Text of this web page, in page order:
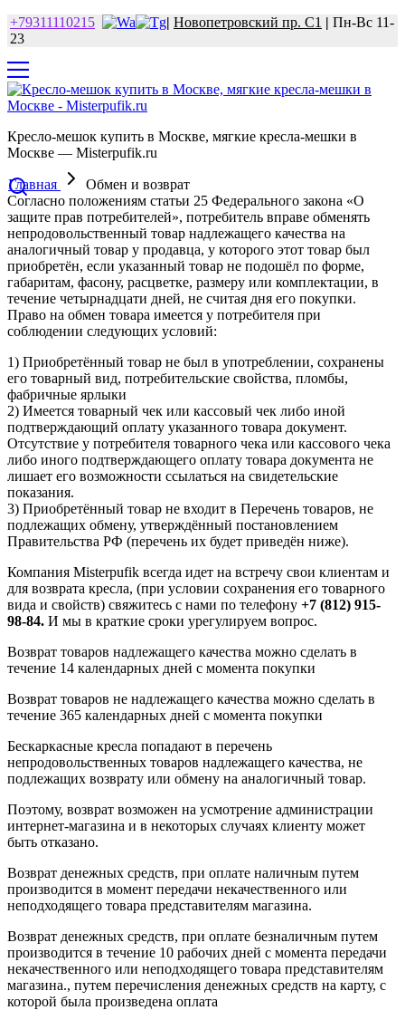
+79311110215 | Новопетровский пр. С1 | Пн-Вс 11-
23
Кресло-мешок купить в Москве, мягкие кресла-мешки в
Москве — Misterpufik.ru
Главная
Обмен и возврат
Согласно положениям статьи 25 Федерального закона «О
защите прав потребителей», потребитель вправе обменять
непродовольственный товар надлежащего качества на
аналогичный товар у продавца, у которого этот товар был
приобретён, если указанный товар не подошёл по форме,
габаритам, фасону, расцветке, размеру или комплектации, в
течение четырнадцати дней, не считая дня его покупки.
Право на обмен товара имеется у потребителя при
соблюдении следующих условий:
1) Приобретённый товар не был в употреблении, сохранены
его товарный вид, потребительские свойства, пломбы,
фабричные ярлыки
2) Имеется товарный чек или кассовый чек либо иной
подтверждающий оплату указанного товара документ.
Отсутствие у потребителя товарного чека или кассового чека
либо иного подтверждающего оплату товара документа не
лишает его возможности ссылаться на свидетельские
показания.
3) Приобретённый товар не входит в Перечень товаров, не
подлежащих обмену, утверждённый постановлением
Правительства РФ (перечень их будет приведён ниже).
Компания Misterpufik всегда идет на встречу свои клиентам и
для возврата кресла, (при условии сохранения его товарного
вида и свойств) свяжитесь с нами по телефону +7 (812) 915-
98-84. И мы в краткие сроки урегулируем вопрос.
Возврат товаров надлежащего качества можно сделать в
течение 14 календарных дней с момента покупки
Возврат товаров не надлежащего качества можно сделать в
течение 365 календарных дней с момента покупки
Бескаркасные кресла попадают в перечень
непродовольственных товаров надлежащего качества, не
подлежащих возврату или обмену на аналогичный товар.
Поэтому, возврат возможен на усмотрение администрации
интернет-магазина и в некоторых случаях клиенту может
быть отказано.
Возврат денежных средств, при оплате наличным путем
производится в момент передачи некачественного или
неподходящего товара представителям магазина.
Возврат денежных средств, при оплате безналичным путем
производится в течение 10 рабочих дней с момента передачи
некачественного или неподходящего товара представителям
магазина., путем перечисления денежных средств на карту, с
которой была произведена оплата